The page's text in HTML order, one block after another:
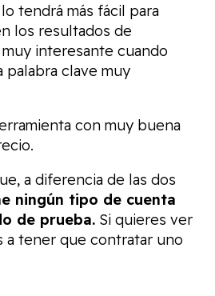
tendrá más fácil para
los resultados de
interesante cuando
palabra clave muy
con muy buena
a diferencia de las dos
ningún tipo de cuenta
de prueba. Si quieres ver
a tener que contratar uno